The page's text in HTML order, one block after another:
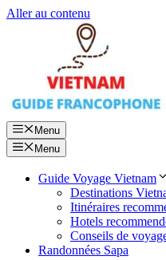
Aller au contenu
Menu
Menu
Guide Voyage Vietnam
Destinations
Itinéraires
Hotels
Conseils de
Randonnées Sapa